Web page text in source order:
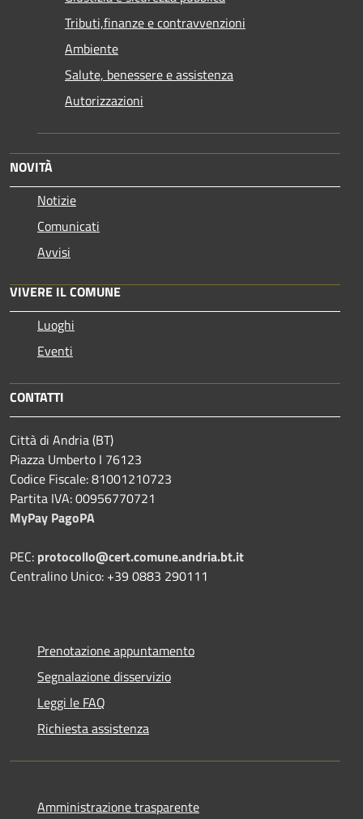
Tributi,finanze e contravvenzioni
Ambiente
Salute, benessere e assistenza
Autorizzazioni
NOVITÀ
Notizie
Comunicati
Avvisi
VIVERE IL COMUNE
Luoghi
Eventi
CONTATTI
Città di Andria (BT)
Piazza Umberto I 76123
Codice Fiscale: 81001210723
Partita IVA: 00956770721
MyPay PagoPA
PEC: protocollo@cert.comune.andria.bt.it
Centralino Unico: +39 0883 290111
Prenotazione appuntamento
Segnalazione disservizio
Leggi le FAQ
Richiesta assistenza
Amministrazione trasparente